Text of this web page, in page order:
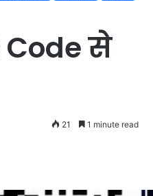
Code से
21 1 minute read